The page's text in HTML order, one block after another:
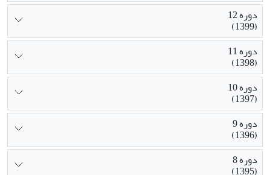
دوره 12
(1399)
دوره 11
(1398)
دوره 10
(1397)
دوره 9
(1396)
دوره 8
(1395)